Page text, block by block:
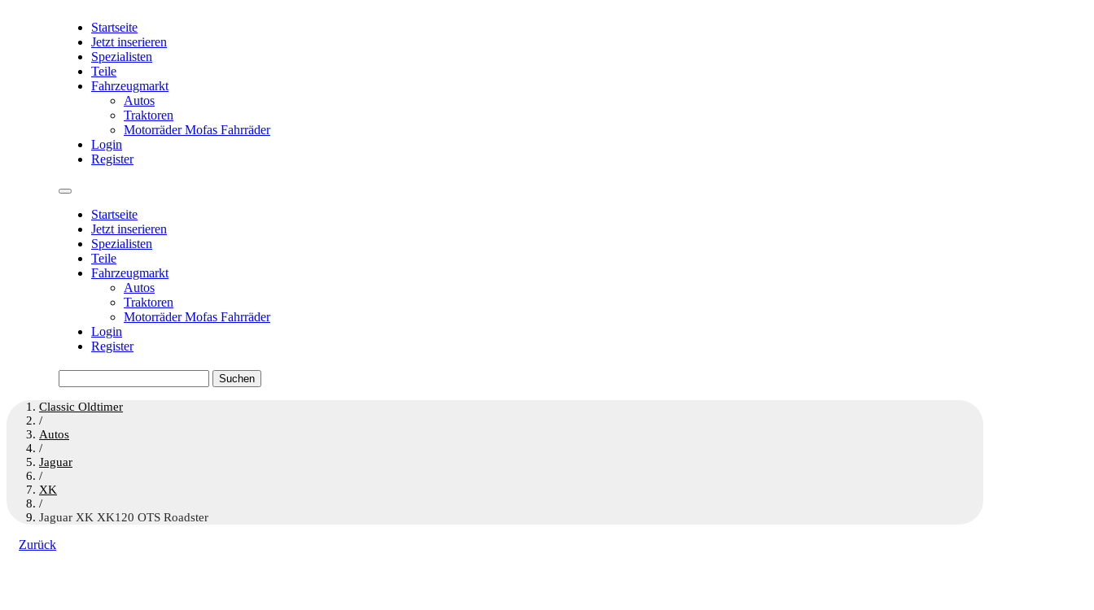
Startseite
Jetzt inserieren
Spezialisten
Teile
Fahrzeugmarkt
Autos
Traktoren
Motorräder Mofas Fahrräder
Login
Register
Startseite
Jetzt inserieren
Spezialisten
Teile
Fahrzeugmarkt
Autos
Traktoren
Motorräder Mofas Fahrräder
Login
Register
nach:
Classic Oldtimer
/
Autos
/
Jaguar
/
XK
/
Jaguar XK XK120 OTS Roadster
Zurück